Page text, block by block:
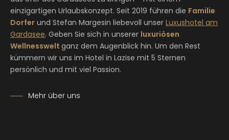
einzigartigen Urlaubskonzept. Seit 2019 führen die Familie
Dorfer und Stefan Margesin liebevoll unser Luxushotel am
Gardasee. Geben Sie sich in unserer luxuriösen
Wellnesswelt ganz dem Augenblick hin. Um den Rest
kümmern wir uns im Hotel in Lazise mit 5 Sternen
persönlich und mit viel Passion.
Mehr über uns